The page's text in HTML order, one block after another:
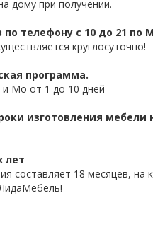
дому при получении.
по телефону с 10 до 21 по
круглосуточно!
программа.
и Мо от 1 до 10 дней
изготовления мебели
лет
составляет 18 месяцев, на